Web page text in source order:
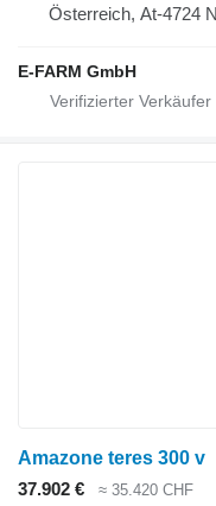
Österreich, At-4724
E-FARM GmbH
Amazone teres 300 v
37.902 €
≈ 35.420 CHF